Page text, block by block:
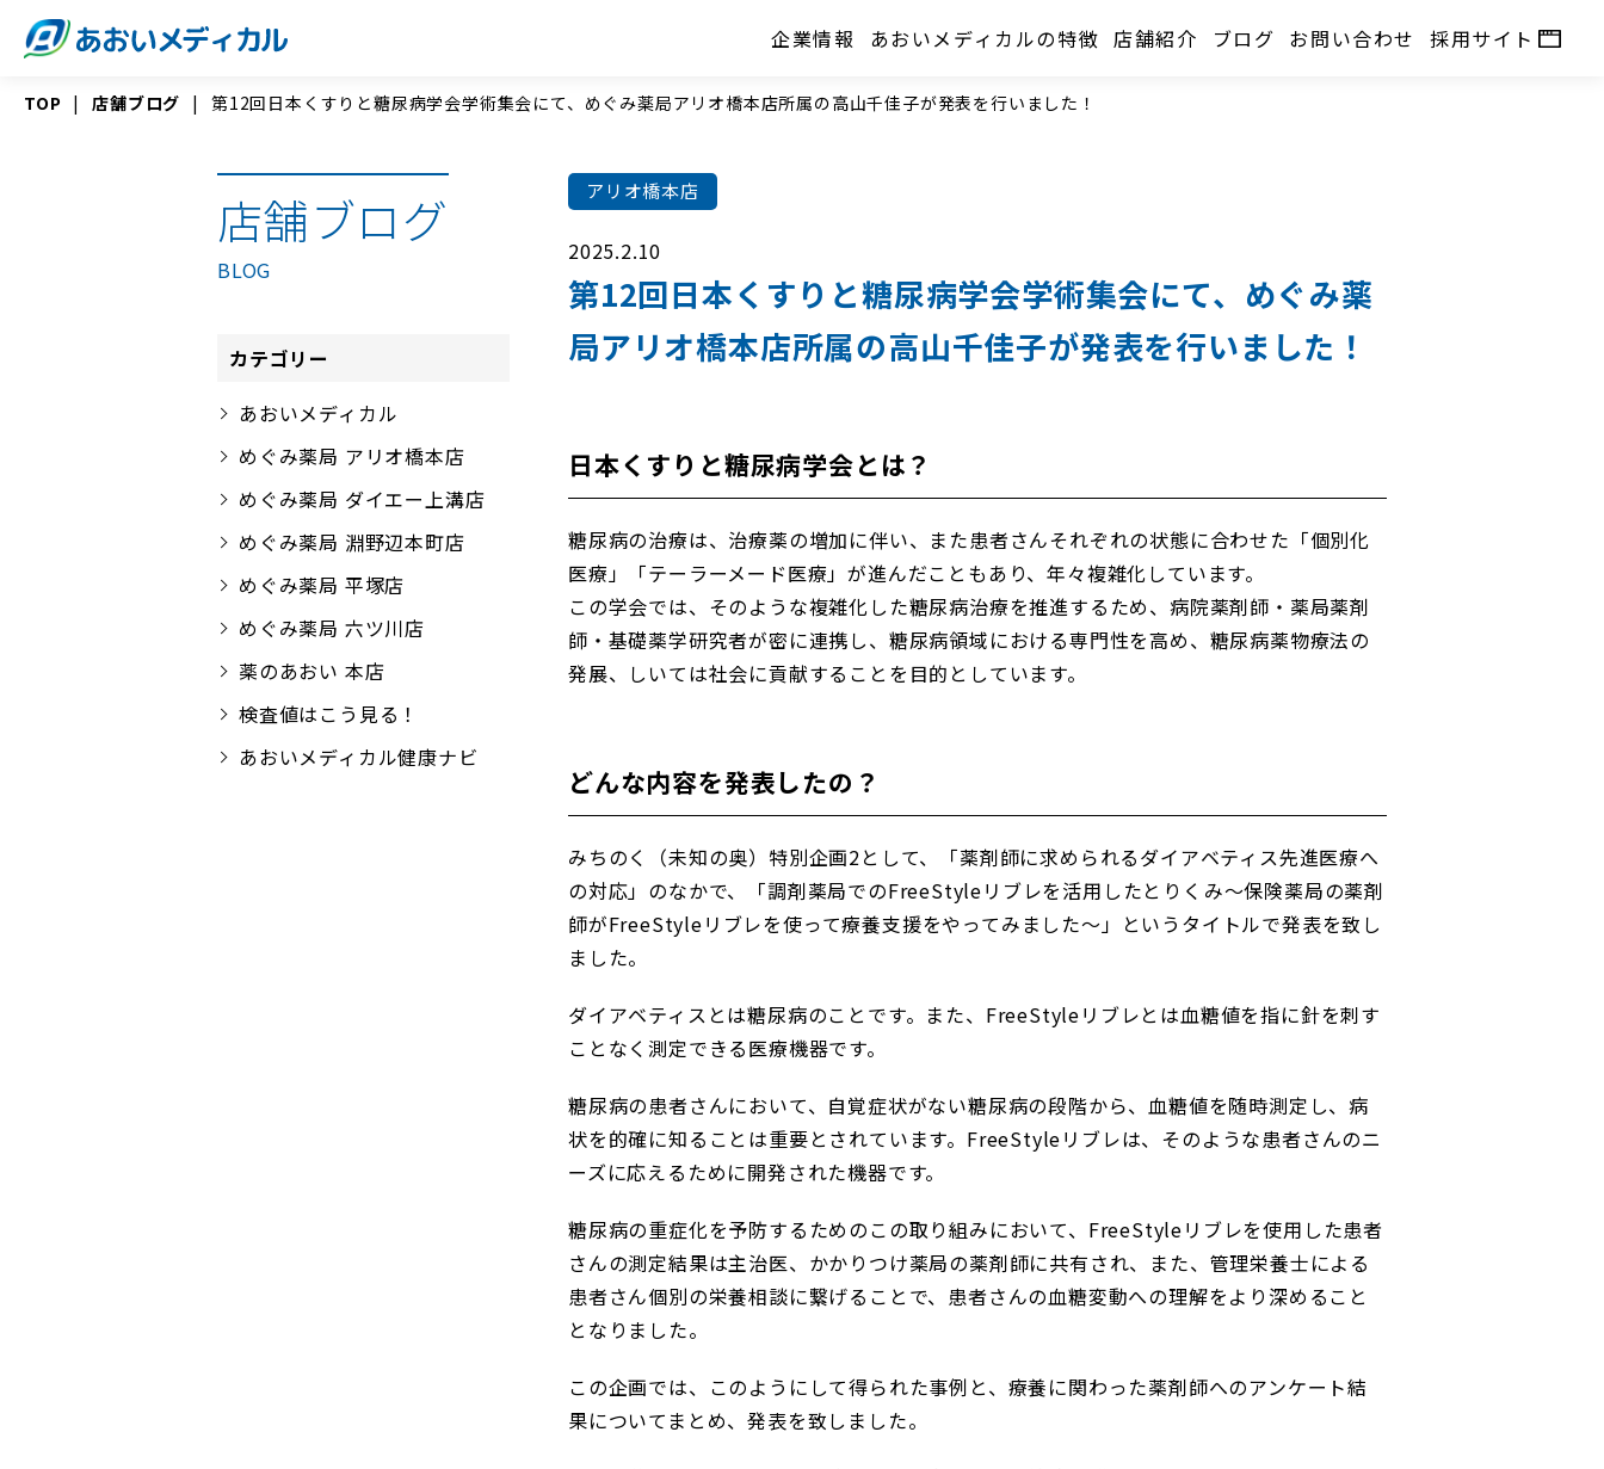
企業情報 あおいメディカルの特徴 店舗紹介 ブログ お問い合わせ 採用サイト
TOP 店舗ブログ 第12回日本くすりと糖尿病学会学術集会にて、めぐみ薬局アリオ橋本店所属の高山千佳子が発表を行いました！
店舗ブログ
BLOG
カテゴリー
あおいメディカル
めぐみ薬局 アリオ橋本店
めぐみ薬局 ダイエー上溝店
めぐみ薬局 淵野辺本町店
めぐみ薬局 平塚店
めぐみ薬局 六ツ川店
薬のあおい 本店
検査値はこう見る！
あおいメディカル健康ナビ
アリオ橋本店
2025.2.10
第12回日本くすりと糖尿病学会学術集会にて、めぐみ薬
局アリオ橋本店所属の高山千佳子が発表を行いました！
日本くすりと糖尿病学会とは？
糖尿病の治療は、治療薬の増加に伴い、また患者さんそれぞれの状態に合わせた「個別化
医療」「テーラーメード医療」が進んだこともあり、年々複雑化しています。
この学会では、そのような複雑化した糖尿病治療を推進するため、病院薬剤師・薬局薬剤
師・基礎薬学研究者が密に連携し、糖尿病領域における専門性を高め、糖尿病薬物療法の
発展、しいては社会に貢献することを目的としています。
どんな内容を発表したの？
みちのく（未知の奥）特別企画2として、「薬剤師に求められるダイアベティス先進医療へ
の対応」のなかで、「調剤薬局でのFreeStyleリブレを活用したとりくみ～保険薬局の薬剤
師がFreeStyleリブレを使って療養支援をやってみました～」というタイトルで発表を致し
ました。
ダイアベティスとは糖尿病のことです。また、FreeStyleリブレとは血糖値を指に針を刺す
ことなく測定できる医療機器です。
糖尿病の患者さんにおいて、自覚症状がない糖尿病の段階から、血糖値を随時測定し、病
状を的確に知ることは重要とされています。FreeStyleリブレは、そのような患者さんのニ
ーズに応えるために開発された機器です。
糖尿病の重症化を予防するためのこの取り組みにおいて、FreeStyleリブレを使用した患者
さんの測定結果は主治医、かかりつけ薬局の薬剤師に共有され、また、管理栄養士による
患者さん個別の栄養相談に繋げることで、患者さんの血糖変動への理解をより深めること
となりました。
この企画では、このようにして得られた事例と、療養に関わった薬剤師へのアンケート結
果についてまとめ、発表を致しました。